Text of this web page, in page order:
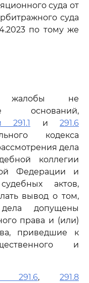
суда от
суда
по тому же
жалобы не
оснований,
291.1 и 291.6
кодекса
дела
коллегии
Федерации и
актов,
вывод о том,
допущены
права и (или)
приведшие к
и
291.6, 291.8